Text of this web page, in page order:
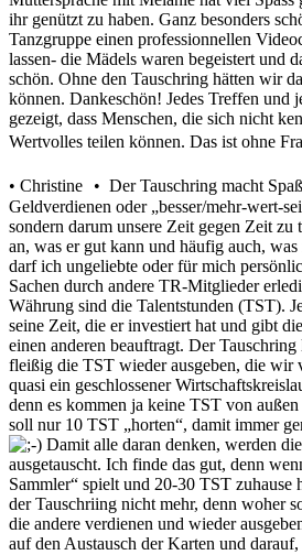
ihr genützt zu haben. Ganz besonders
Tanzgruppe einen professionnellen
lassen- die Mädels waren begeistert und
schön. Ohne den Tauschring hätten wir
können. Dankeschön! Jedes Treffen und
gezeigt, dass Menschen, die sich nicht
Wertvolles teilen können. Das ist ohne
• Christine • Der Tauschring macht
Geldverdienen oder „besser/mehr-wert-
sondern darum unsere Zeit gegen Zeit zu
an, was er gut kann und häufig auch,
darf ich ungeliebte oder für mich
Sachen durch andere TR-Mitglieder
Währung sind die Talentstunden (TST).
seine Zeit, die er investiert hat und gibt
einen anderen beauftragt. Der
fleißig die TST wieder ausgeben, die wir
quasi ein geschlossener
denn es kommen ja keine TST von
soll nur 10 TST „horten“, damit immer
Damit alle daran denken, werden
ausgetauscht. Ich finde das gut, denn
Sammler“ spielt und 20-30 TST zuhause
der Tauschriing nicht mehr, denn woher
die andere verdienen und wieder
auf den Austausch der Karten und